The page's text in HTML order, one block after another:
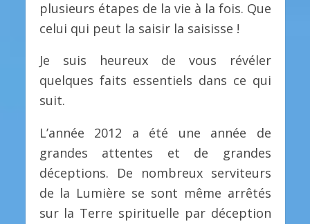
plusieurs étapes de la vie à la fois. Que
celui qui peut la saisir la saisisse !
Je suis heureux de vous révéler
quelques faits essentiels dans ce qui
suit.
L’année 2012 a été une année de
grandes attentes et de grandes
déceptions. De nombreux serviteurs
de la Lumière se sont même arrêtés
sur la Terre spirituelle par déception